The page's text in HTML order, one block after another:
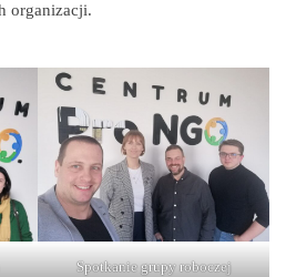
organizacji.
Spotkanie grupy roboczej